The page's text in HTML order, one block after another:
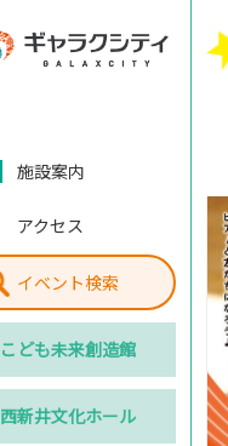
施設案内
アクセス
イベント検索
こども未来創造館
西新井文化ホール